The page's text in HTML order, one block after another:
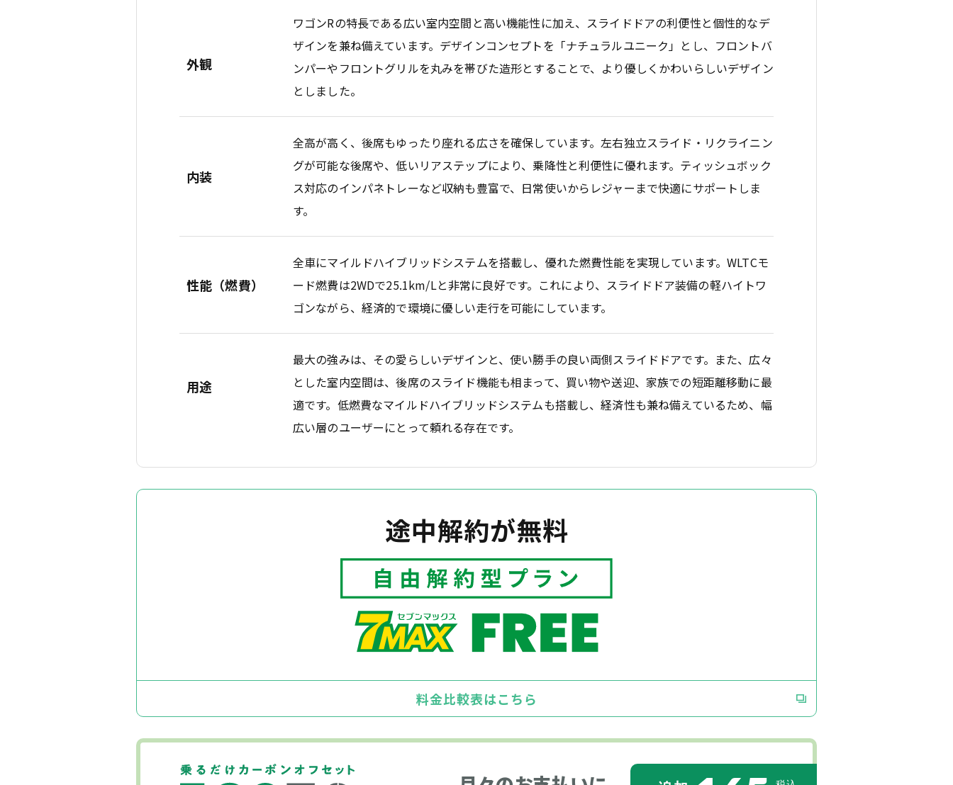
外観
ワゴンRの特長である広い室内空間と高い機能性に加え、スライドドアの利便性と個性的なデ
ザインを兼ね備えています。デザインコンセプトを「ナチュラルユニーク」とし、フロントバ
ンパーやフロントグリルを丸みを帯びた造形とすることで、より優しくかわいらしいデザイン
としました。
内装
全高が高く、後席もゆったり座れる広さを確保しています。左右独立スライド・リクライニン
グが可能な後席や、低いリアステップにより、乗降性と利便性に優れます。ティッシュボック
ス対応のインパネトレーなど収納も豊富で、日常使いからレジャーまで快適にサポートしま
す。
性能（燃費）
全車にマイルドハイブリッドシステムを搭載し、優れた燃費性能を実現しています。WLTCモ
ード燃費は2WDで25.1km/Lと非常に良好です。これにより、スライドドア装備の軽ハイトワ
ゴンながら、経済的で環境に優しい走行を可能にしています。
用途
最大の強みは、その愛らしいデザインと、使い勝手の良い両側スライドドアです。また、広々
とした室内空間は、後席のスライド機能も相まって、買い物や送迎、家族での短距離移動に最
適です。低燃費なマイルドハイブリッドシステムも搭載し、経済性も兼ね備えているため、幅
広い層のユーザーにとって頼れる存在です。
途中解約が無料
料金比較表はこちら